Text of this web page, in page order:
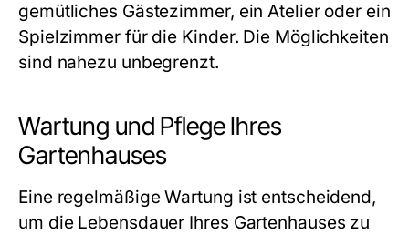
gemütliches Gästezimmer, ein Atelier oder ein
Spielzimmer für die Kinder. Die Möglichkeiten
sind nahezu unbegrenzt.
Wartung und Pflege Ihres
Gartenhauses
Eine regelmäßige Wartung ist entscheidend,
um die Lebensdauer Ihres Gartenhauses zu